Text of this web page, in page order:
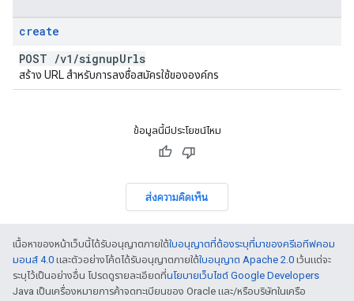
create
POST /v1 /signupUrls
สร้าง URL สำหรับการลงชื่อสมัครใช้ขององค์กร
ข้อมูลนี้มีประโยชน์ไหม
ส่งความคิดเห็น
เนื้อหาของหน้าเว็บนี้ได้รับอนุญาตภายใต้ใบอนุญาตที่ต้องระบุที่มาของครีเอทีฟคอม
มอนส์ 4.0 และตัวอย่างโค้ดได้รับอนุญาตภายใต้ใบอนุญาต Apache 2.0 เว้นแต่จะ
ระบุไว้เป็นอย่างอื่น โปรดดูรายละเอียดที่นโยบายเว็บไซต์ Google Developers
Java เป็นเครื่องหมายการค้าจดทะเบียนของ Oracle และ/หรือบริษัทในเครือ